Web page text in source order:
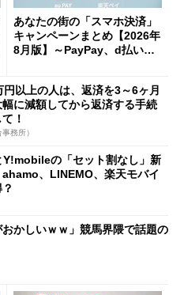
あなたの街の「スマホ決済」
キャンペーンまとめ【2026年
8月版】～PayPay、d払い、a
円以上の人は、返済を3～6ヶ月
に減額してから返済する手続
！
務所）
の「セット割なし」新
、LINEMO、楽天モバイ
おかしいｗｗ」競馬界隈で話題の